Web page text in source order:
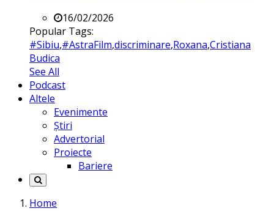
16/02/2026
Popular Tags:
#Sibiu,#AstraFilm,discriminare,Roxana,Cristiana
Budica
See All
Podcast
Altele
Evenimente
Știri
Advertorial
Proiecte
Bariere
Home